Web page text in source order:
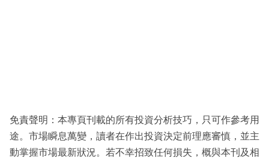
免責聲明：本專頁刊載的所有投資分析技巧，只可作參考用
途。市場瞬息萬變，讀者在作出投資決定前理應審慎，並主
動掌握市場最新狀況。若不幸招致任何損失，概與本刊及相